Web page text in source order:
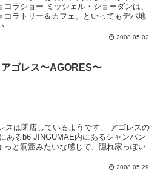
ラショー ミッシェル・ショーダンは、
コラトリー＆カフェ。といってもデパ地
...
2008.05.02
アゴレス〜AGORES〜
スは閉店しているようです。 アゴレスの
あるb6 JINGUMAE内にあるシャンパン
っと洞窟みたいな感じで、隠れ家っぽい
2008.05.29